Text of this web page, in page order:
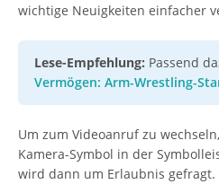
wichtige Neuigkeiten einfacher
Lese-Empfehlung: Passend
Vermögen: Arm-Wrestling-
Um zum Videoanruf zu
Kamera-Symbol in der
wird dann um Erlaubnis gefragt.